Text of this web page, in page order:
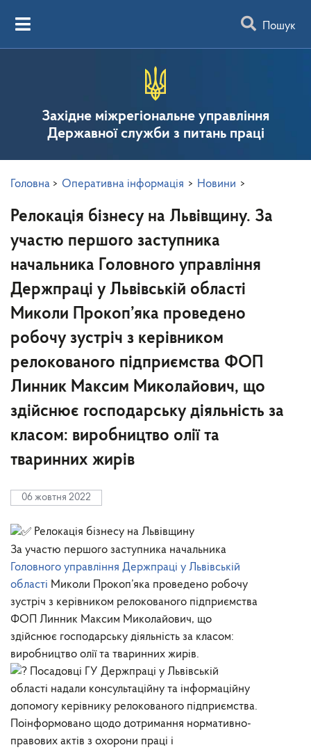
Пошук
Західне міжрегіональне управління
Державної служби з питань праці
Головна > Оперативна інформація > Новини >
Релокація бізнесу на Львівщину. За
участю першого заступника
начальника Головного управління
Держпраці у Львівській області
Миколи Прокоп’яка проведено
робочу зустріч з керівником
релокованого підприємства ФОП
Линник Максим Миколайович, що
здійснює господарську діяльність за
класом: виробництво олії та
тваринних жирів
06 жовтня 2022
Релокація бізнесу на Львівщину
За участю першого заступника начальника
Головного управління Держпраці у Львівській
області Миколи Прокоп’яка проведено робочу
зустріч з керівником релокованого підприємства
ФОП Линник Максим Миколайович, що
здійснює господарську діяльність за класом:
виробництво олії та тваринних жирів.
Посадовці ГУ Держпраці у Львівській
області надали консультаційну та інформаційну
допомогу керівнику релокованого підприємства.
Поінформовано щодо дотримання нормативно-
правових актів з охорони праці і